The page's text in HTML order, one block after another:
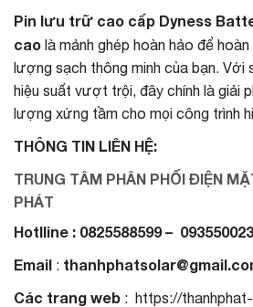
Pin lưu trữ cao cấp Dyness
cao là mảnh ghép hoàn hảo để
lượng sạch thông minh của bạn. Với
hiệu suất vượt trội, đây chính là giải
lượng xứng tầm cho mọi công trình
THÔNG TIN LIÊN HỆ:
TRUNG TÂM PHÂN PHỐI ĐIỆN
PHÁT
Hotlline : 0825588599 –
Email :
Các trang web : https://